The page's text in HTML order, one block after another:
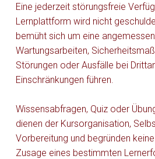
Eine jederzeit störungsfreie
Lernplattform wird nicht
bemüht sich um eine
Wartungsarbeiten,
Störungen oder Ausfälle bei
Einschränkungen führen.
Wissensabfragen, Quiz oder
dienen der Kursorganisation,
Vorbereitung und begründen
Zusage eines bestimmten